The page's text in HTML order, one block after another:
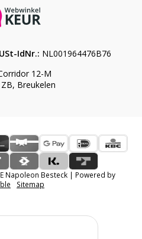
12-M
Breukelen
USt-IdNr.: NL001964476B76
Napoleon Besteck | Powered by
Sitemap